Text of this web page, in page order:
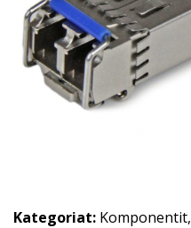
Kategoriat: Komponentit,